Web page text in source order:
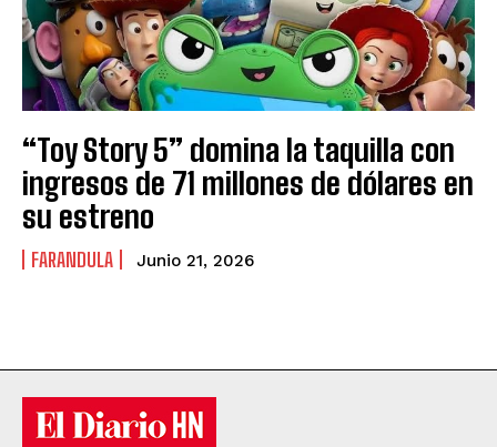
“Toy Story 5” domina la taquilla con
ingresos de 71 millones de dólares en
su estreno
FARANDULA Junio 21, 2026